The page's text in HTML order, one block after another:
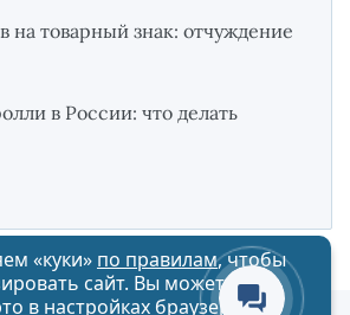
на товарный знак: отчуждение
в России: что делать
«куки» по правилам, чтобы
сайт. Вы можете
в настройках браузера